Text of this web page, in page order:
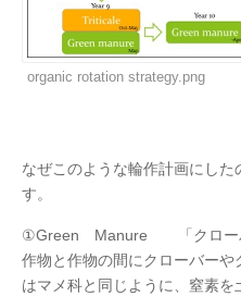
organic rotation strategy.png
なぜこのような輪作計画にし
す。
①Green Manure 「クローバ
作物と作物の間にクローバー
はマメ科と同じように、窒素